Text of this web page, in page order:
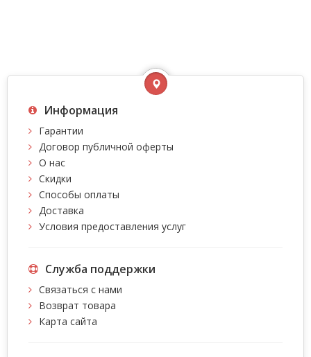
Информация
Гарантии
Договор публичной оферты
О нас
Скидки
Способы оплаты
Доставка
Условия предоставления услуг
Служба поддержки
Связаться с нами
Возврат товара
Карта сайта